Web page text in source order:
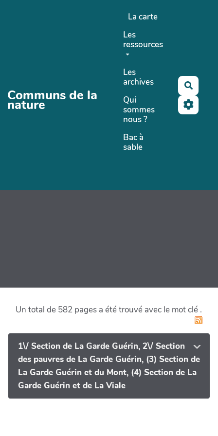
Communs de la
nature
La carte
Les
ressources
Les
archives
Qui
sommes
nous ?
Bac à
sable
Un total de 582 pages a été trouvé avec le mot clé .
1\/ Section de La Garde Guérin, 2\/ Section
des pauvres de La Garde Guérin, (3) Section de
La Garde Guérin et du Mont, (4) Section de La
Garde Guérin et de La Viale